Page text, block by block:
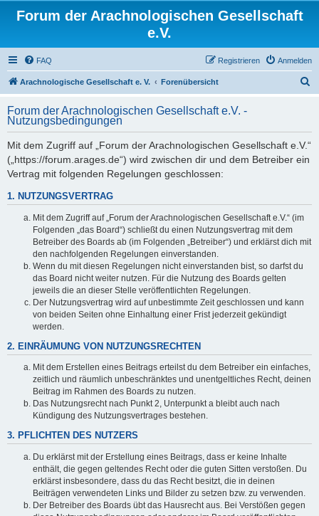
Forum der Arachnologischen Gesellschaft
e.V.
FAQ Anmelden
Registrieren
Arachnologische Gesellschaft e. V. Forenübersicht
h
Forum der Arachnologischen Gesellschaft e.V. -
Nutzungsbedingungen
Mit dem Zugriff auf „Forum der Arachnologischen Gesellschaft e.V.“
(„https://forum.arages.de“) wird zwischen dir und dem Betreiber ein
Vertrag mit folgenden Regelungen geschlossen:
1. NUTZUNGSVERTRAG
Mit dem Zugriff auf „Forum der Arachnologischen Gesellschaft e.V.“ (im
Folgenden „das Board“) schließt du einen Nutzungsvertrag mit dem
Betreiber des Boards ab (im Folgenden „Betreiber“) und erklärst dich mit
den nachfolgenden Regelungen einverstanden.
Wenn du mit diesen Regelungen nicht einverstanden bist, so darfst du
das Board nicht weiter nutzen. Für die Nutzung des Boards gelten
jeweils die an dieser Stelle veröffentlichten Regelungen.
Der Nutzungsvertrag wird auf unbestimmte Zeit geschlossen und kann
von beiden Seiten ohne Einhaltung einer Frist jederzeit gekündigt
werden.
2. EINRÄUMUNG VON NUTZUNGSRECHTEN
Mit dem Erstellen eines Beitrags erteilst du dem Betreiber ein einfaches,
zeitlich und räumlich unbeschränktes und unentgeltliches Recht, deinen
Beitrag im Rahmen des Boards zu nutzen.
Das Nutzungsrecht nach Punkt 2, Unterpunkt a bleibt auch nach
Kündigung des Nutzungsvertrages bestehen.
3. PFLICHTEN DES NUTZERS
Du erklärst mit der Erstellung eines Beitrags, dass er keine Inhalte
enthält, die gegen geltendes Recht oder die guten Sitten verstoßen. Du
erklärst insbesondere, dass du das Recht besitzt, die in deinen
Beiträgen verwendeten Links und Bilder zu setzen bzw. zu verwenden.
Der Betreiber des Boards übt das Hausrecht aus. Bei Verstößen gegen